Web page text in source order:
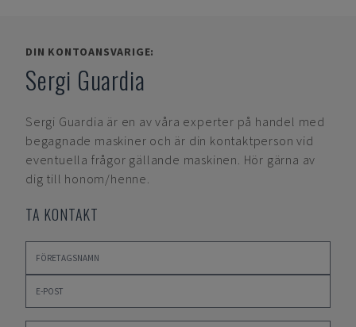
DIN KONTOANSVARIGE:
Sergi Guardia
Sergi Guardia är en av våra experter på handel med
begagnade maskiner och är din kontaktperson vid
eventuella frågor gällande maskinen. Hör gärna av
dig till honom/henne.
TA KONTAKT